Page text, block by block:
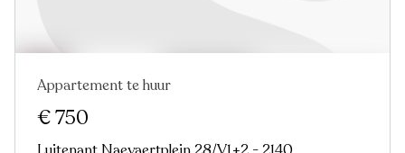
Nieuw
Appartement te huur
€ 750